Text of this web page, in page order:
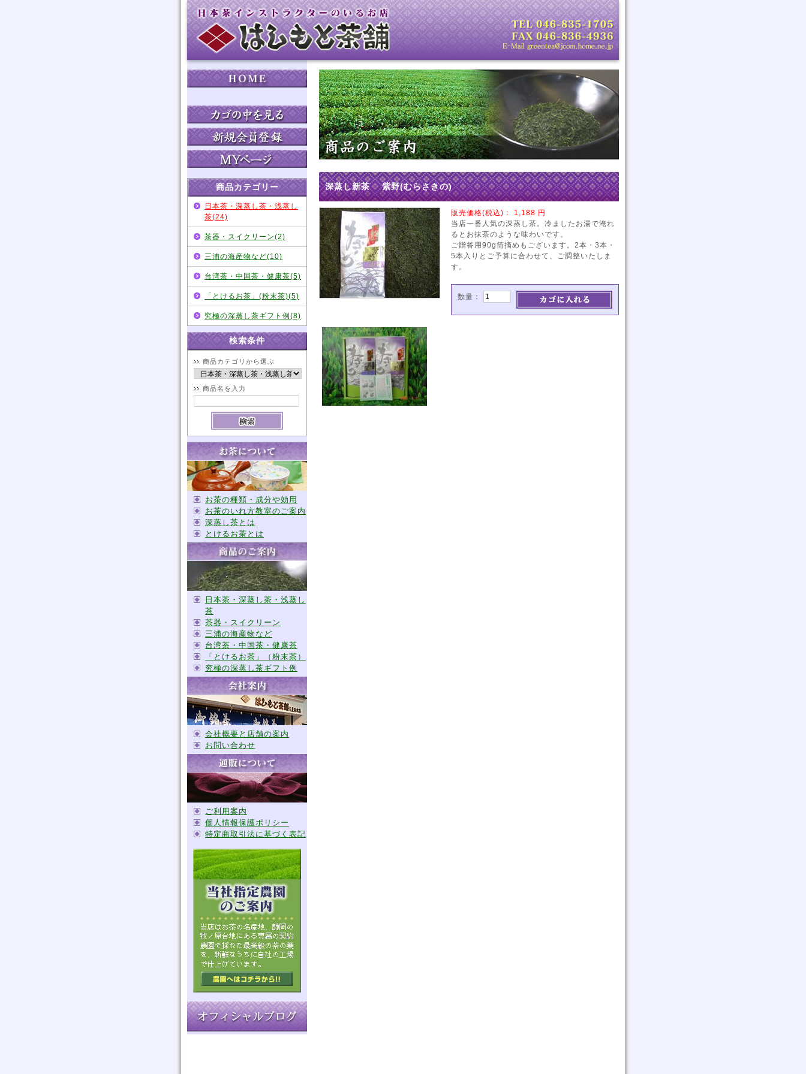
商品カテゴリー
日本茶・深蒸し茶・浅蒸し
茶(24)
茶器・スイクリーン(2)
三浦の海産物など(10)
台湾茶・中国茶・健康茶(5)
「とけるお茶」(粉末茶)(5)
究極の深蒸し茶ギフト例(8)
検索条件
商品カテゴリから選ぶ
商品名を入力
お茶の種類・成分や効用
お茶のいれ方教室のご案内
深蒸し茶とは
とけるお茶とは
日本茶・深蒸し茶・浅蒸し
茶
茶器・スイクリーン
三浦の海産物など
台湾茶・中国茶・健康茶
「とけるお茶」（粉末茶）
究極の深蒸し茶ギフト例
会社概要と店舗の案内
お問い合わせ
ご利用案内
個人情報保護ポリシー
特定商取引法に基づく表記
深蒸し新茶 紫野(むらさきの)
販売価格(税込)： 1,188 円
当店一番人気の深蒸し茶。冷ましたお湯で淹れ
るとお抹茶のような味わいです。
ご贈答用90g筒摘めもございます。2本・3本・
5本入りとご予算に合わせて、ご調整いたしま
す。
数量：